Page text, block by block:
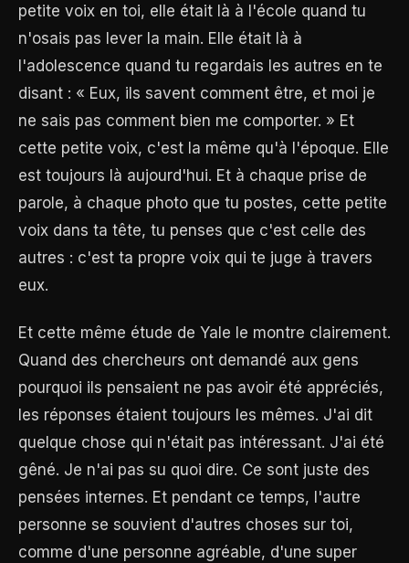
petite voix en toi, elle était là à l'école quand tu
n'osais pas lever la main. Elle était là à
l'adolescence quand tu regardais les autres en te
disant : « Eux, ils savent comment être, et moi je
ne sais pas comment bien me comporter. » Et
cette petite voix, c'est la même qu'à l'époque. Elle
est toujours là aujourd'hui. Et à chaque prise de
parole, à chaque photo que tu postes, cette petite
voix dans ta tête, tu penses que c'est celle des
autres : c'est ta propre voix qui te juge à travers
eux.
Et cette même étude de Yale le montre clairement.
Quand des chercheurs ont demandé aux gens
pourquoi ils pensaient ne pas avoir été appréciés,
les réponses étaient toujours les mêmes. J'ai dit
quelque chose qui n'était pas intéressant. J'ai été
gêné. Je n'ai pas su quoi dire. Ce sont juste des
pensées internes. Et pendant ce temps, l'autre
personne se souvient d'autres choses sur toi,
comme d'une personne agréable, d'une super